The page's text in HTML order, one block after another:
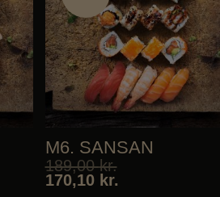
Tilbud
M6. SANSAN
189,00kr.
170,10 kr.